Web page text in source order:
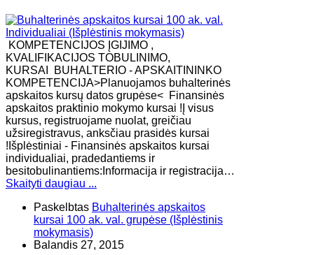
KOMPETENCIJOS ĮGIJIMO ,
KVALIFIKACIJOS TOBULINIMO,
KURSAI BUHALTERIO - APSKAITININKO
KOMPETENCIJA>Planuojamos buhalterinės
apskaitos kursų datos grupėse< Finansinės
apskaitos praktinio mokymo kursai !Į visus
kursus, registruojame nuolat, greičiau
užsiregistravus, anksčiau prasidės kursai
!Išplėstiniai - Finansinės apskaitos kursai
individualiai, pradedantiems ir
besitobulinantiems:Informacija ir registracija…
Skaityti daugiau ...
Paskelbtas Buhalterinės apskaitos
kursai 100 ak. val. grupėse (Išplėstinis
mokymasis)
Balandis 27, 2015